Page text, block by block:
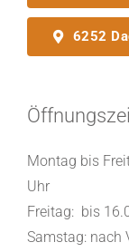
6252
Montag bis
Uhr
Freitag: bis
Samstag: nach